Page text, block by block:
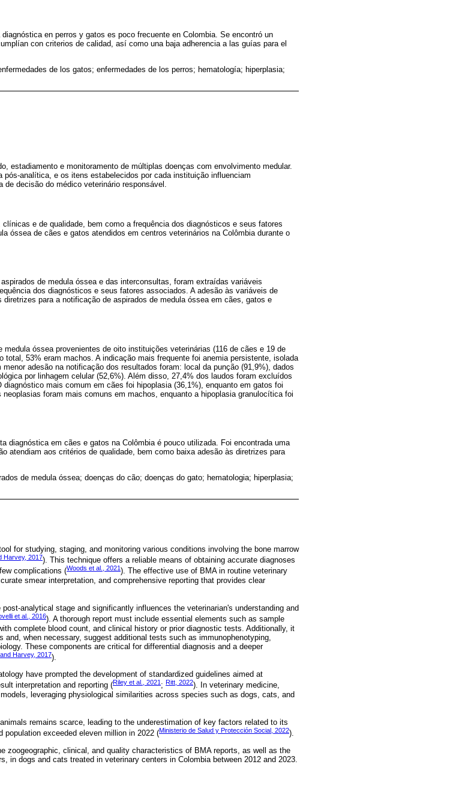
en perros y gatos es poco frecuente en Colombia. Se encontró un
con criterios de calidad, así como una baja adherencia a las guías para el
de los gatos; enfermedades de los perros; hematología; hiperplasia;
estadiamento e monitoramento de múltiplas doenças com envolvimento medular.
pós-analítica, e os itens estabelecidos por cada instituição influenciam
decisão do médico veterinário responsável.
e de qualidade, bem como a frequência dos diagnósticos e seus fatores
óssea de cães e gatos atendidos em centros veterinários na Colômbia durante o
de medula óssea e das interconsultas, foram extraídas variáveis
dos diagnósticos e seus fatores associados. A adesão às variáveis de
para a notificação de aspirados de medula óssea em cães, gatos e
medula óssea provenientes de oito instituições veterinárias (116 de cães e 19 de
total, 53% eram machos. A indicação mais frequente foi anemia persistente, isolada
adesão na notificação dos resultados foram: local da punção (91,9%), dados
por linhagem celular (52,6%). Além disso, 27,4% dos laudos foram excluídos
diagnóstico mais comum em cães foi hipoplasia (36,1%), enquanto em gatos foi
foram mais comuns em machos, enquanto a hipoplasia granulocítica foi
diagnóstica em cães e gatos na Colômbia é pouco utilizada. Foi encontrada uma
atendiam aos critérios de qualidade, bem como baixa adesão às diretrizes para
de medula óssea; doenças do cão; doenças do gato; hematologia; hiperplasia;
for studying, staging, and monitoring various conditions involving the bone marrow
Harvey, 2017). This technique offers a reliable means of obtaining accurate diagnoses
complications (Woods et al., 2021 ). The effective use of BMA in routine veterinary
smear interpretation, and comprehensive reporting that provides clear
analytical stage and significantly influences the veterinarian's understanding and
et al., 2016). A thorough report must include essential elements such as sample
complete blood count, and clinical history or prior diagnostic tests. Additionally, it
and, when necessary, suggest additional tests such as immunophenotyping,
These components are critical for differential diagnosis and a deeper
Harvey, 2017).
have prompted the development of standardized guidelines aimed at
interpretation and reporting (Riley et al., 2021 ; Ritt, 2022). In veterinary medicine,
leveraging physiological similarities across species such as dogs, cats, and
remains scarce, leading to the underestimation of key factors related to its
exceeded eleven million in 2022 (Ministerio de Salud y Protección Social, 2022).
zoogeographic, clinical, and quality characteristics of BMA reports, as well as the
in dogs and cats treated in veterinary centers in Colombia between 2012 and 2023.